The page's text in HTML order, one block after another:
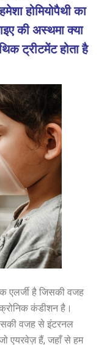
होमियोपैथी का
की अस्थमा क्या
ट्रीटमेंट होता है
एलर्जी है जिसकी वजह
कंडीशन है।
वजह से इंटरनल
एयरवेज़ हैं, जहाँ से हम